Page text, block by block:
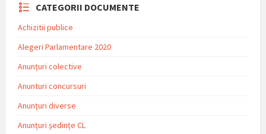
CATEGORII DOCUMENTE
Achizitii publice
Alegeri Parlamentare 2020
Anunțuri colective
Anunturi concursuri
Anunțuri diverse
Anunțuri ședințe CL